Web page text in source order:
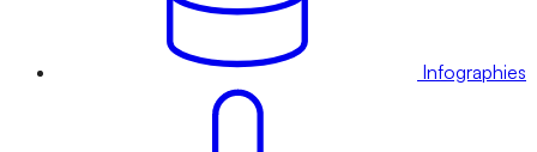
Infographies